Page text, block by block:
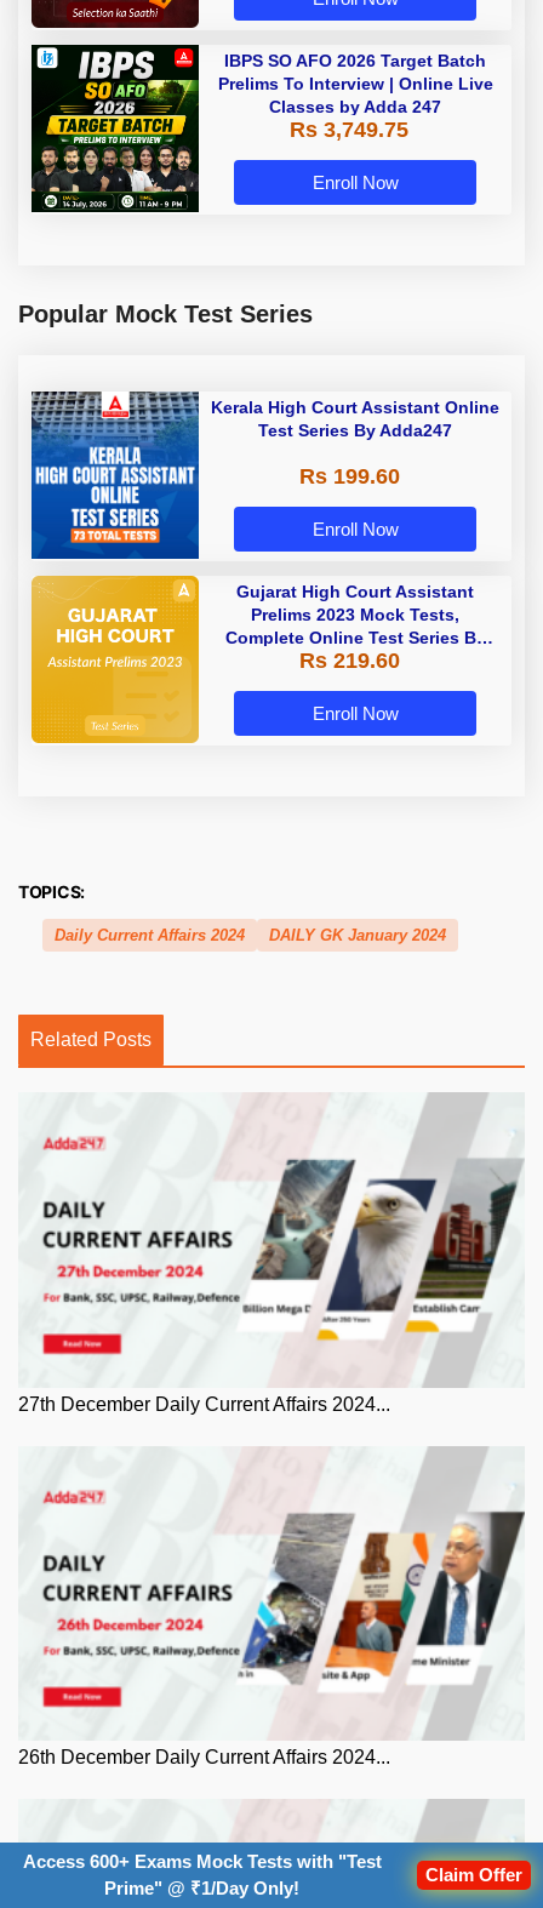
IBPS SO AFO 2026 Target Batch
Prelims To Interview | Online Live
Classes by Adda 247
Rs 3,749.75
Enroll Now
Popular Mock Test Series
Kerala High Court Assistant Online
Test Series By Adda247
Rs 199.60
Enroll Now
Gujarat High Court Assistant
Prelims 2023 Mock Tests,
Complete Online Test Series By
Adda247
Rs 219.60
Enroll Now
TOPICS:
Daily Current Affairs 2024 DAILY GK January 2024
Related Posts
27th December Daily Current Affairs 2024...
26th December Daily Current Affairs 2024...
Access 600+ Exams Mock Tests with "Test
Prime" @ ₹1/Day Only!
Claim Offer